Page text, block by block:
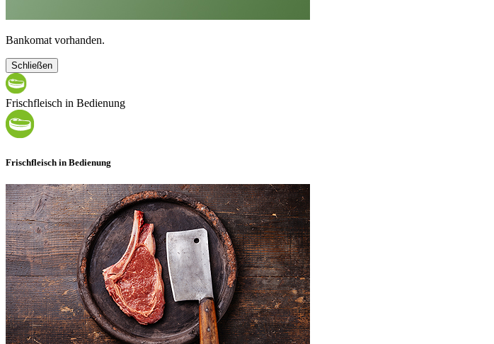
Bankomat vorhanden.
Schließen
Frischfleisch in Bedienung
Frischfleisch in Bedienung